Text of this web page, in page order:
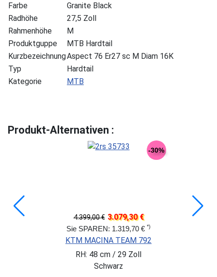
Farbe
Granite Black
Radhöhe
27,5 Zoll
Rahmenhöhe
M
Produktguppe
MTB Hardtail
KurzbezeichnungAspect 76 Er27 sc M Diam 16K
Typ
Hardtail
Kategorie
MTB
Produkt-Alternativen :
-30%
4.399,00 € 3.079,30 €
Sie SPAREN: 1.319,70 € *)
KTM MACINA TEAM 792
RH: 48 cm / 29 Zoll
Schwarz